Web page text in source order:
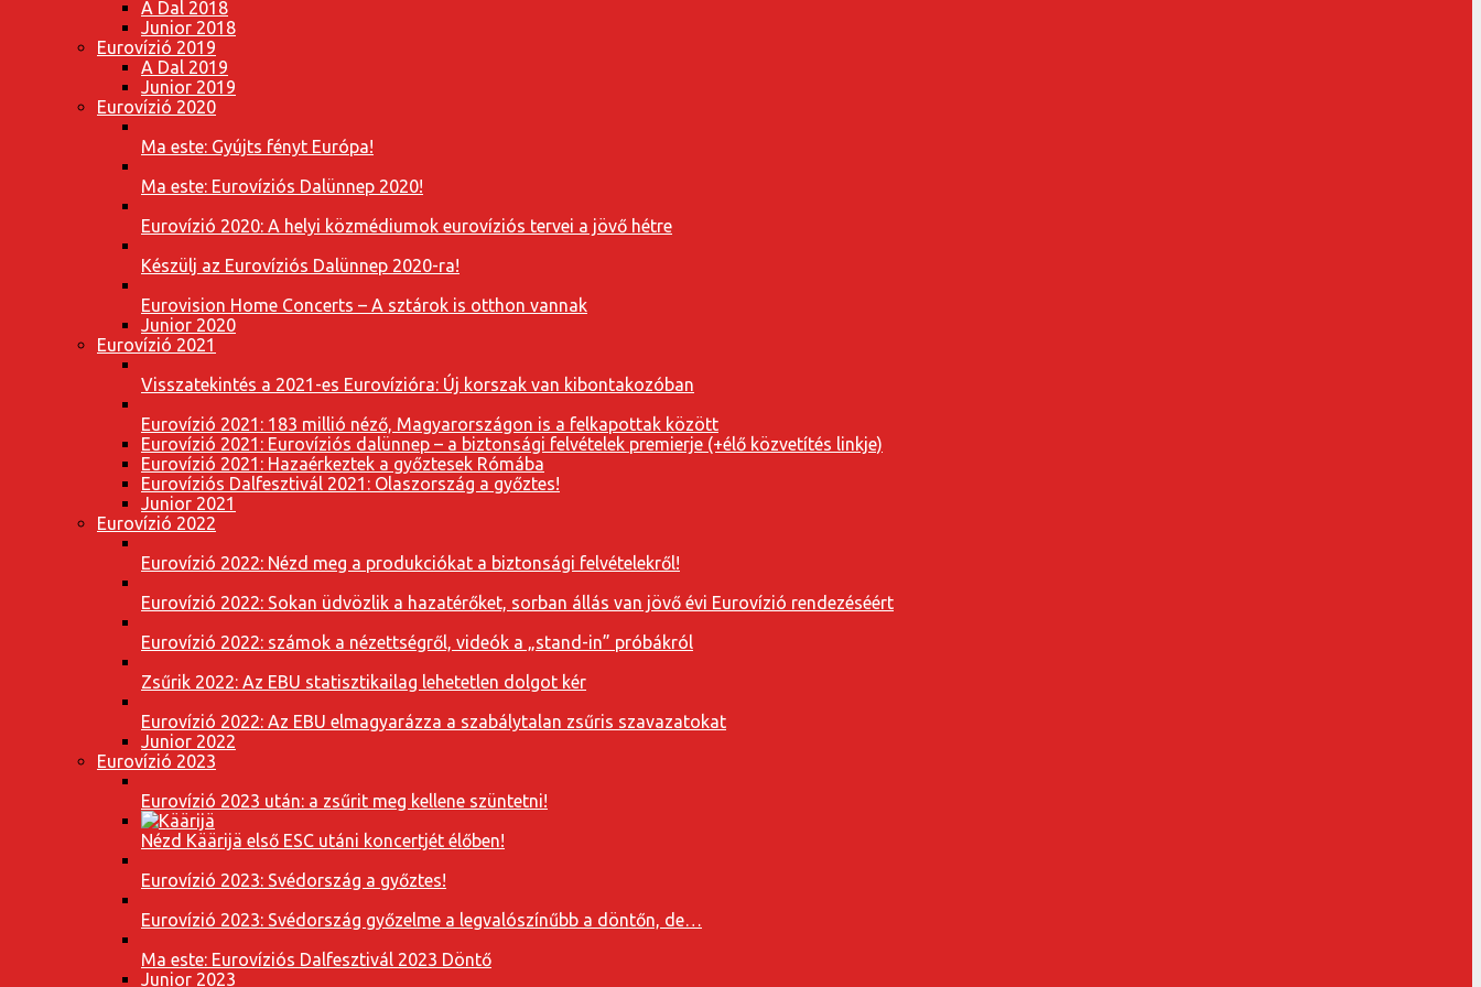
A Dal 2018
Junior 2018
Eurovízió 2019
A Dal 2019
Junior 2019
Eurovízió 2020
Ma este: Gyújts fényt Európa!
Ma este: Eurovíziós Dalünnep 2020!
Eurovízió 2020: A helyi közmédiumok eurovíziós tervei a jövő hétre
Készülj az Eurovíziós Dalünnep 2020-ra!
Eurovision Home Concerts – A sztárok is otthon vannak
Junior 2020
Eurovízió 2021
Visszatekintés a 2021-es Eurovízióra: Új korszak van kibontakozóban
Eurovízió 2021: 183 millió néző, Magyarországon is a felkapottak között
Eurovízió 2021: Eurovíziós dalünnep – a biztonsági felvételek premierje (+élő közvetítés linkje)
Eurovízió 2021: Hazaérkeztek a győztesek Rómába
Eurovíziós Dalfesztivál 2021: Olaszország a győztes!
Junior 2021
Eurovízió 2022
Eurovízió 2022: Nézd meg a produkciókat a biztonsági felvételekről!
Eurovízió 2022: Sokan üdvözlik a hazatérőket, sorban állás van jövő évi Eurovízió rendezéséért
Eurovízió 2022: számok a nézettségről, videók a „stand-in” próbákról
Zsűrik 2022: Az EBU statisztikailag lehetetlen dolgot kér
Eurovízió 2022: Az EBU elmagyarázza a szabálytalan zsűris szavazatokat
Junior 2022
Eurovízió 2023
Eurovízió 2023 után: a zsűrit meg kellene szüntetni!
Nézd Käärijä első ESC utáni koncertjét élőben!
Eurovízió 2023: Svédország a győztes!
Eurovízió 2023: Svédország győzelme a legvalószínűbb a döntőn, de…
Ma este: Eurovíziós Dalfesztivál 2023 Döntő
Junior 2023